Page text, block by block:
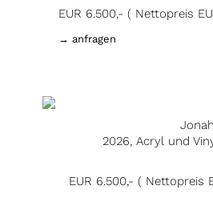
EUR 6.500,- ( Nettopreis
→ anfragen
2026, Acryl und
EUR 6.500,- ( Nettopreis